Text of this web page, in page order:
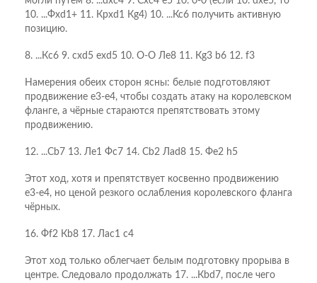
10. ...Фхd1+ 11. Крхd1 Кg4) 10. ...Кс6 получить активную
позицию.
8. ...Кc6 9. cxd5 exd5 10. O-O Лe8 11. Кg3 b6 12. f3
Намерения обеих сторон ясны: белые подготовляют
продвижение е3-е4, чтобы создать атаку на королевском
фланге, а чёрные стараются препятствовать этому
продвижению.
12. ...Сb7 13. Лe1 Фc7 14. Сb2 Лad8 15. Фe2 h5
Этот ход, хотя и препятствует косвенно продвижению
е3-е4, но ценой резкого ослабления королевского фланга
чёрных.
16. Фf2 Кb8 17. Лac1 c4
Этот ход только облегчает белым подготовку прорыва в
центре. Следовало продолжать 17. ...Кbd7, после чего